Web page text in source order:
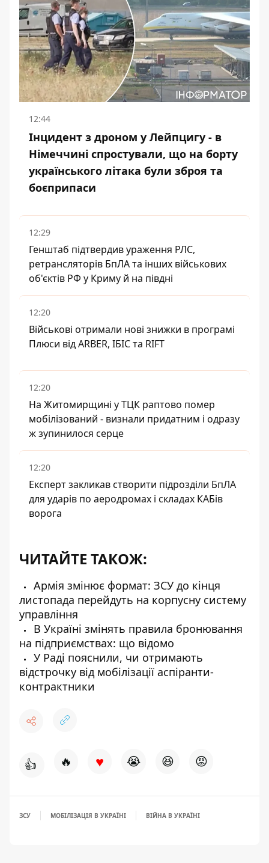
12:44
Інцидент з дроном у Лейпцигу - в
Німеччині спростували, що на борту
українського літака були зброя та
боєприпаси
12:29
Генштаб підтвердив ураження РЛС,
ретрансляторів БпЛА та інших військових
об'єктів РФ у Криму й на півдні
12:20
Військові отримали нові знижки в програмі
Плюси від ARBER, ІБІС та RIFT
12:20
На Житомирщині у ТЦК раптово помер
мобілізований - визнали придатним і одразу
ж зупинилося серце
12:20
Експерт закликав створити підрозділи БпЛА
для ударів по аеродромах і складах КАБів
ворога
ЧИТАЙТЕ ТАКОЖ:
Армія змінює формат: ЗСУ до кінця
листопада перейдуть на корпусну систему
управління
В Україні змінять правила бронювання
на підприємствах: що відомо
У Раді пояснили, чи отримають
відстрочку від мобілізації аспіранти-
контрактники
👍 🔥 ♥ 😭 😆 😡
ЗСУ МОБІЛІЗАЦІЯ В УКРАЇНІ ВІЙНА В УКРАЇНІ